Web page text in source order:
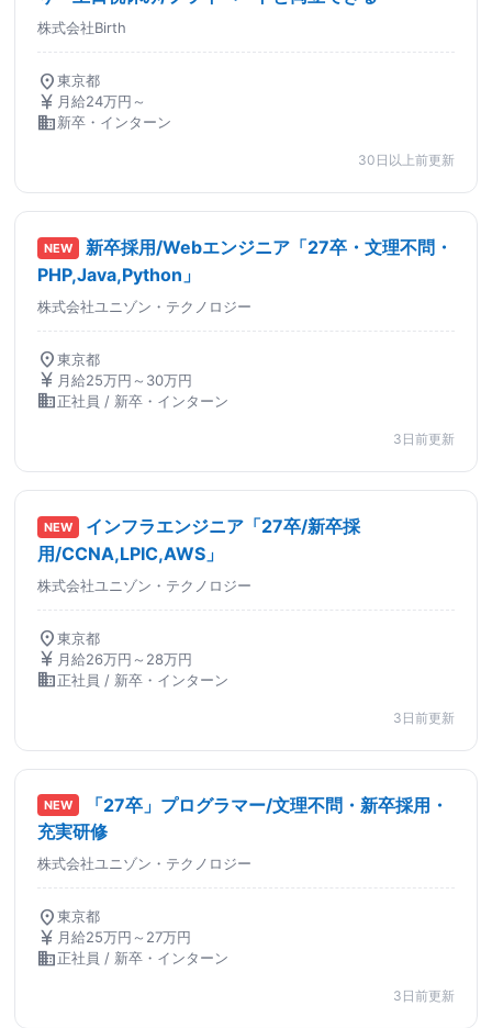
株式会社Birth
location_on東京都
currency_yen 月給24万円～
business新卒・インターン
30日以上前更新
NEW
新卒採用/Webエンジニア「27卒・文理不問・
PHP,Java,Python」
株式会社ユニゾン・テクノロジー
location_on東京都
currency_yen 月給25万円～30万円
business正社員 / 新卒・インターン
3日前更新
NEW
インフラエンジニア「27卒/新卒採
用/CCNA,LPIC,AWS」
株式会社ユニゾン・テクノロジー
location_on東京都
currency_yen 月給26万円～28万円
business正社員 / 新卒・インターン
3日前更新
NEW
「27卒」プログラマー/文理不問・新卒採用・
充実研修
株式会社ユニゾン・テクノロジー
location_on東京都
currency_yen 月給25万円～27万円
business正社員 / 新卒・インターン
3日前更新